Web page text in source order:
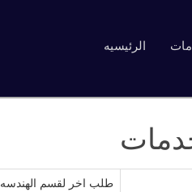
الرئيسيه
طلب اخر لقسم الهندسه